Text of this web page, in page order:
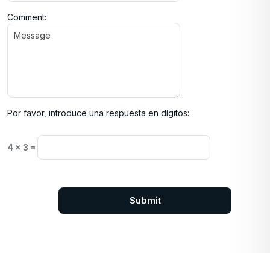
Comment:
Por favor, introduce una respuesta en dígitos:
4 × 3 =